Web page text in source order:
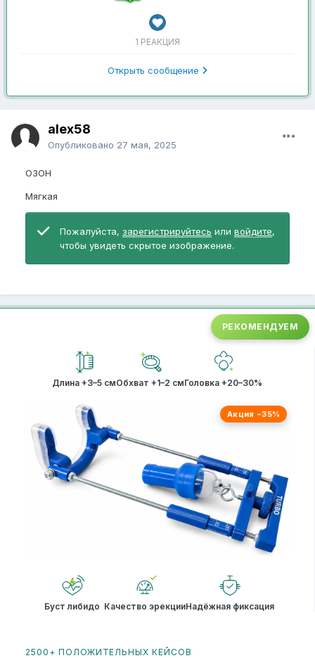
1 РЕАКЦИЯ
Открыть сообщение
alex58
Опубликовано 27 мая, 2025
ОЗОН
Мягкая
Пожалуйста, зарегистрируйтесь или войдите,
чтобы увидеть скрытое изображение.
РЕКОМЕНДУЕМ
Длина +3–5 смОбхват +1–2 смГоловка +20–30%
Акция −35%
Буст либидо Качество эрекцииНадёжная фиксация
2500+ ПОЛОЖИТЕЛЬНЫХ КЕЙСОВ